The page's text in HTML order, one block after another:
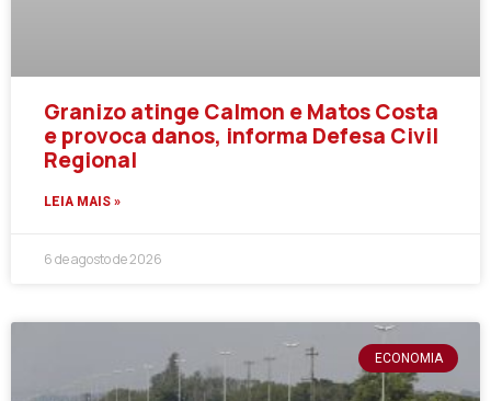
Granizo atinge Calmon e Matos Costa
e provoca danos, informa Defesa Civil
Regional
LEIA MAIS »
6 de agosto de 2026
ECONOMIA